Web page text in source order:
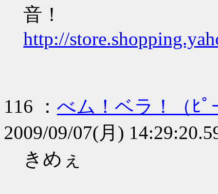
音！
http://
116 ： べム！ベラ！（ﾋﾟ
2009/09/07(月)
きめぇ